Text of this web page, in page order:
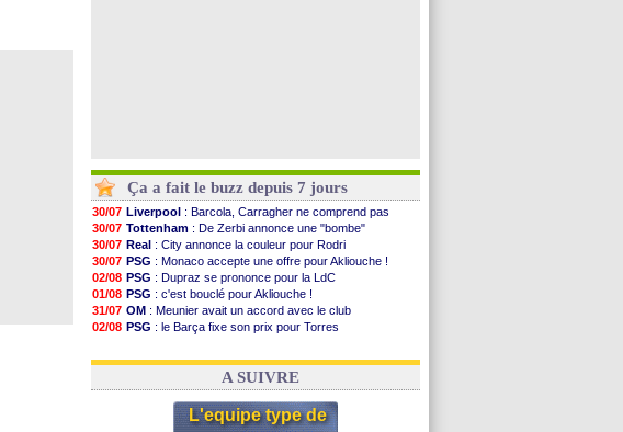
Ça a fait le buzz depuis 7 jours
30/07 Liverpool : Barcola, Carragher ne comprend pas
30/07 Tottenham : De Zerbi annonce une "bombe"
30/07 Real : City annonce la couleur pour Rodri
30/07 PSG : Monaco accepte une offre pour Akliouche !
02/08 PSG : Dupraz se prononce pour la LdC
01/08 PSG : c'est bouclé pour Akliouche !
31/07 OM : Meunier avait un accord avec le club
02/08 PSG : le Barça fixe son prix pour Torres
01/08 Barça: Torres souhaite rejoindre le PSG !
A SUIVRE
L'equipe type de